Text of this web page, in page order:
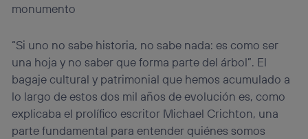
monumento
“Si uno no sabe historia, no sabe nada: es como ser
una hoja y no saber que forma parte del árbol”. El
bagaje cultural y patrimonial que hemos acumulado a
lo largo de estos dos mil años de evolución es, como
explicaba el prolífico escritor Michael Crichton, una
parte fundamental para entender quiénes somos